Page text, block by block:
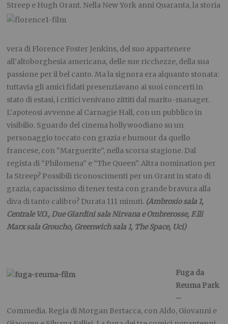
Streep e Hugh Grant. Nella New York anni Quaranta, la storia
vera di Florence Foster Jenkins, del suo appartenere
all’altoborghesia americana, delle sue ricchezze, della sua
passione per il bel canto. Ma la signora era alquanto stonata:
tuttavia gli amici fidati presenziavano ai suoi concerti in
stato di estasi, i critici venivano zittiti dal marito-manager.
L’apoteosi avvenne al Carnagie Hall, con un pubblico in
visibilio. Sguardo del cinema hollywoodiano su un
personaggio toccato con grazia e humour da quello
francese, con “Marguerite”, nella scorsa stagione. Dal
regista di “Philomena” e “The Queen”. Altra nomination per
la Streep? Possibili riconoscimenti per un Grant in stato di
grazia, capacissimo di tener testa con grande bravura alla
diva di tanto calibro? Durata 111 minuti. (Ambrosio sala 1,
Centrale V.O., Due Giardini sala Nirvana e Ombrerosse, F.lli
Marx sala Groucho, Greenwich sala 1, The Space, Uci)
Fuga da
Reuma Park
–
Commedia. Regia di Morgan Bertacca, con Aldo, Giovanni e